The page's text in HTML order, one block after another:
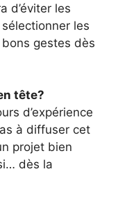
d’éviter les
les
gestes dès
tête?
d’expérience
à diffuser cet
projet bien
dès la